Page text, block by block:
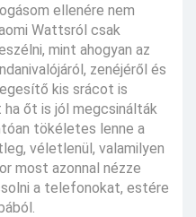
ellenére nem
Wattsról csak
mint ahogyan az
zenéjéről és
kis srácot is
őt is jól megcsinálták
tökéletes lenne a
véletlenül, valamilyen
most azonnal nézze
a telefonokat, estére